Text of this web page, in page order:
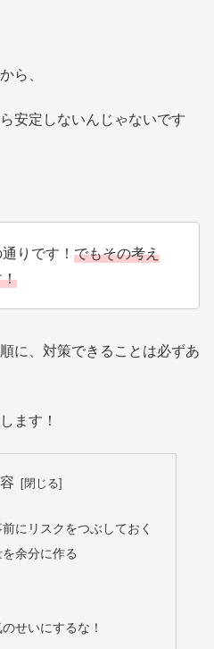
ら、
安定しないんじゃないです
りです！ でもその考え
に、対策できることは必ずあ
ます！
にリスクをつぶしておく
余分に作る
せいにするな！